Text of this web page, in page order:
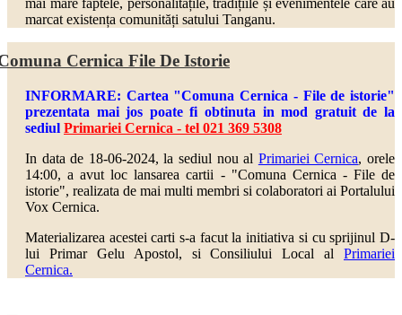
mai mare faptele, personalitățile, tradițiile și evenimentele care au
marcat existența comunități satului Tanganu.
Cernica File De Istorie
INFORMARE: Cartea "Comuna Cernica - File de istorie"
prezentata mai jos poate fi obtinuta in mod gratuit de la
sediul Primariei Cernica - tel 021 369 5308
In data de 18-06-2024, la sediul nou al Primariei Cernica, orele
14:00, a avut loc lansarea cartii - "Comuna Cernica - File de
istorie", realizata de mai multi membri si colaboratori ai Portalului
Vox Cernica.
Materializarea acestei carti s-a facut la initiativa si cu sprijinul D-
lui Primar Gelu Apostol, si Consiliului Local al Primariei
Cernica.